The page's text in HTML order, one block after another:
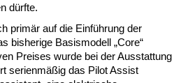
dürfte.
primär auf die Einführung der
bisherige Basismodell „Core“
Preises wurde bei der Ausstattung
serienmäßig das Pilot Assist